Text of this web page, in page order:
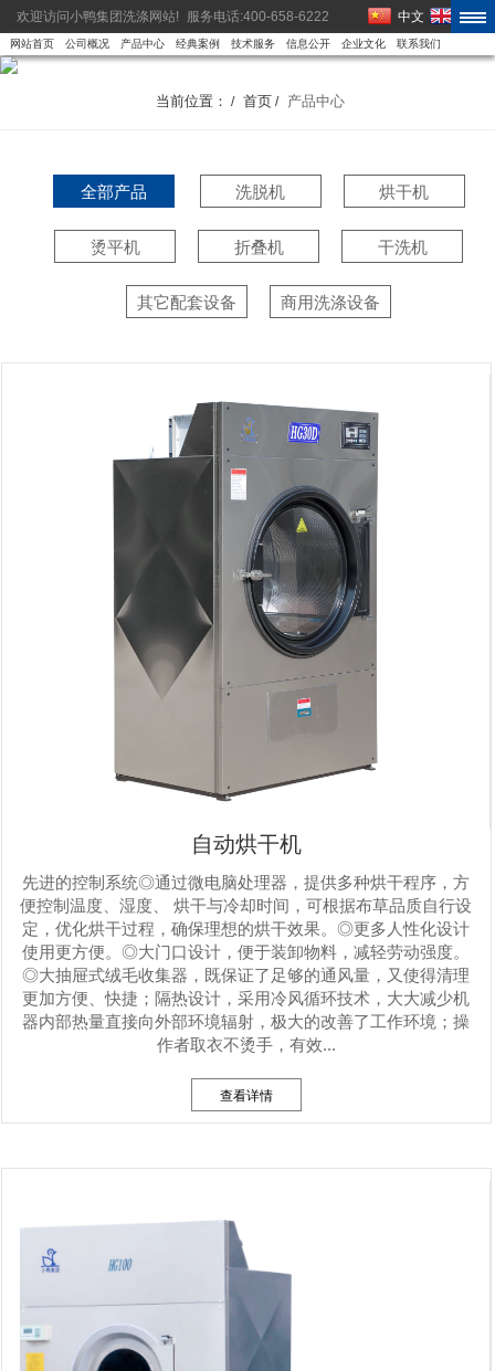
欢迎访问小鸭集团洗涤网站! 中文 EN
服务电话:400-658-6222
网站首页 公司概况 产品中心 经典案例 技术服务 信息公开 企业文化 联系我们
当前位置： / 首页 / 产品中心
全部产品 洗脱机 烘干机
烫平机 折叠机 干洗机
其它配套设备 商用洗涤设备
自动烘干机
先进的控制系统◎通过微电脑处理器，提供多种烘干程序，方
便控制温度、湿度、 烘干与冷却时间，可根据布草品质自行设
定，优化烘干过程，确保理想的烘干效果。◎更多人性化设计
使用更方便。◎大门口设计，便于装卸物料，减轻劳动强度。
◎大抽屉式绒毛收集器，既保证了足够的通风量，又使得清理
更加方便、快捷；隔热设计，采用冷风循环技术，大大减少机
器内部热量直接向外部环境辐射，极大的改善了工作环境；操
作者取衣不烫手，有效...
查看详情